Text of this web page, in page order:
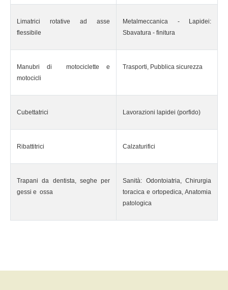
Limatrici rotative ad asse
flessibile
Metalmeccanica - Lapidei:
Sbavatura - finitura
Manubri di motociclette e
motocicli
Trasporti, Pubblica sicurezza
Cubettatrici Lavorazioni lapidei (porfido)
Ribattitrici Calzaturifici
Trapani da dentista, seghe per
gessi e ossa
Sanità: Odontoiatria, Chirurgia
toracica e ortopedica, Anatomia
patologica